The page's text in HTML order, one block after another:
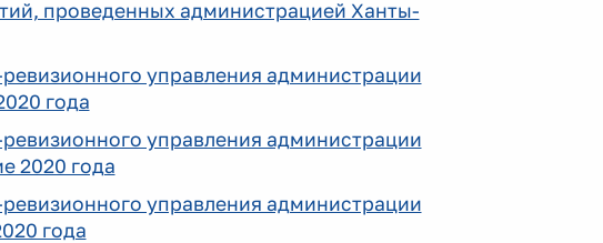
проведенных администрацией Ханты-
управления администрации
года
управления администрации
2020 года
управления администрации
года